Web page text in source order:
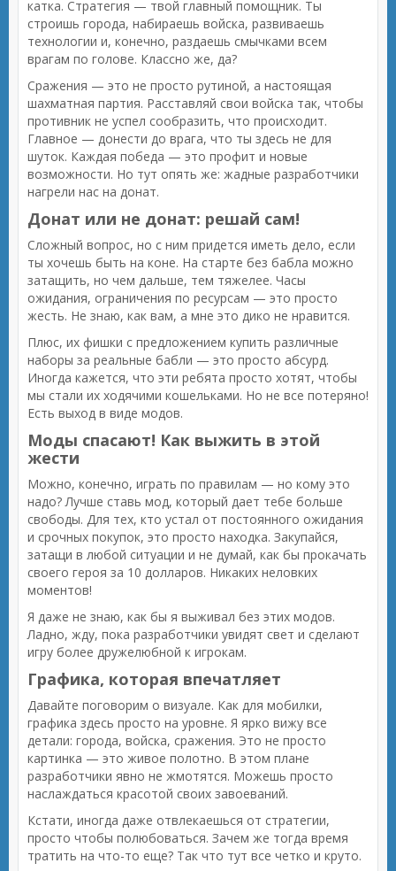
катка. Стратегия — твой главный помощник. Ты
строишь города, набираешь войска, развиваешь
технологии и, конечно, раздаешь смычками всем
врагам по голове. Классно же, да?
Сражения — это не просто рутиной, а настоящая
шахматная партия. Расставляй свои войска так, чтобы
противник не успел сообразить, что происходит.
Главное — донести до врага, что ты здесь не для
шуток. Каждая победа — это профит и новые
возможности. Но тут опять же: жадные разработчики
нагрели нас на донат.
Донат или не донат: решай сам!
Сложный вопрос, но с ним придется иметь дело, если
ты хочешь быть на коне. На старте без бабла можно
затащить, но чем дальше, тем тяжелее. Часы
ожидания, ограничения по ресурсам — это просто
жесть. Не знаю, как вам, а мне это дико не нравится.
Плюс, их фишки с предложением купить различные
наборы за реальные бабли — это просто абсурд.
Иногда кажется, что эти ребята просто хотят, чтобы
мы стали их ходячими кошельками. Но не все потеряно!
Есть выход в виде модов.
Моды спасают! Как выжить в этой
жести
Можно, конечно, играть по правилам — но кому это
надо? Лучше ставь мод, который дает тебе больше
свободы. Для тех, кто устал от постоянного ожидания
и срочных покупок, это просто находка. Закупайся,
затащи в любой ситуации и не думай, как бы прокачать
своего героя за 10 долларов. Никаких неловких
моментов!
Я даже не знаю, как бы я выживал без этих модов.
Ладно, жду, пока разработчики увидят свет и сделают
игру более дружелюбной к игрокам.
Графика, которая впечатляет
Давайте поговорим о визуале. Как для мобилки,
графика здесь просто на уровне. Я ярко вижу все
детали: города, войска, сражения. Это не просто
картинка — это живое полотно. В этом плане
разработчики явно не жмотятся. Можешь просто
наслаждаться красотой своих завоеваний.
Кстати, иногда даже отвлекаешься от стратегии,
просто чтобы полюбоваться. Зачем же тогда время
тратить на что-то еще? Так что тут все четко и круто.